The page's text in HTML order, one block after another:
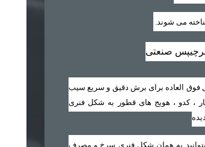
می شوند.
صنعتی
فوق العاده برای برش دقیق و سریع سیب
، کدو ، هویج های قطور به شکل فنری
به همان شکل فنری سرخ و مصرف